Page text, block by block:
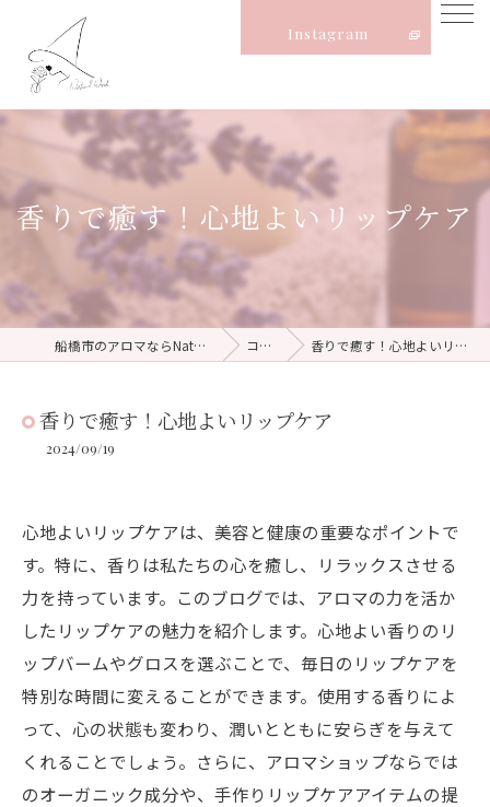
Instagram
香りで癒す！心地よいリップケア
船橋市のアロマならNatural Witch コラム 香りで癒す！心地よいリップケア
香りで癒す！心地よいリップケア
2024/09/19
心地よいリップケアは、美容と健康の重要なポイントで
す。特に、香りは私たちの心を癒し、リラックスさせる
力を持っています。このブログでは、アロマの力を活か
したリップケアの魅力を紹介します。心地よい香りのリ
ップバームやグロスを選ぶことで、毎日のリップケアを
特別な時間に変えることができます。使用する香りによ
って、心の状態も変わり、潤いとともに安らぎを与えて
くれることでしょう。さらに、アロマショップならでは
のオーガニック成分や、手作りリップケアアイテムの提